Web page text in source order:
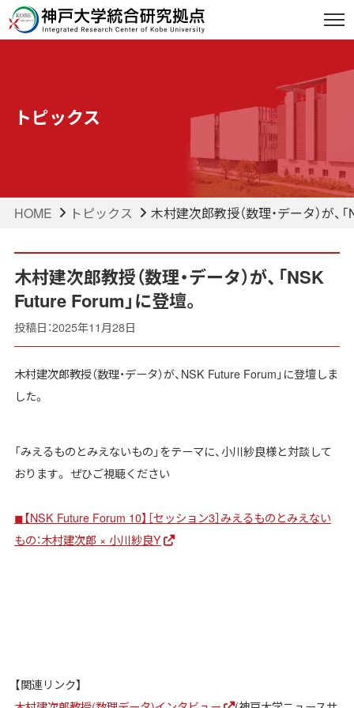
トピックス
HOME トピックス 木村建次郎教授（数理・データ）が、
木村建次郎教授（数理・データ）が、「NSK
Future Forum」に登壇。
投稿日：2025年11月28日
木村建次郎教授（数理・データ）が、NSK Future Forum」に登壇しま
した。
「みえるものとみえないもの」をテーマに、小川紗良様と対談して
おります。 ぜひご視聴ください
◼︎【NSK Future Forum 10】［セッション3］みえるものとみえない
もの：木村建次郎 × 小川紗良Y
【関連リンク】